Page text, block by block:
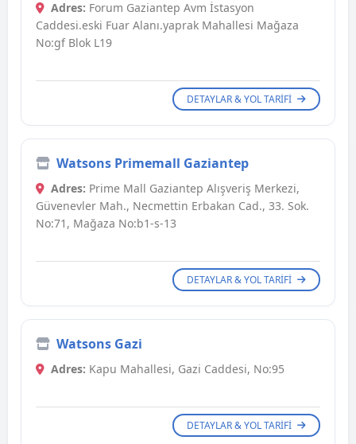
Adres: Forum Gaziantep Avm İstasyon
Caddesi.eski Fuar Alanı.yaprak Mahallesi Mağaza
No:gf Blok L19
DETAYLAR & YOL TARIFI
Watsons Primemall Gaziantep
Adres: Prime Mall Gaziantep Alışveriş Merkezi,
Güvenevler Mah., Necmettin Erbakan Cad., 33. Sok.
No:71, Mağaza No:b1-s-13
DETAYLAR & YOL TARIFI
Watsons Gazi
Adres: Kapu Mahallesi, Gazi Caddesi, No:95
DETAYLAR & YOL TARIFI